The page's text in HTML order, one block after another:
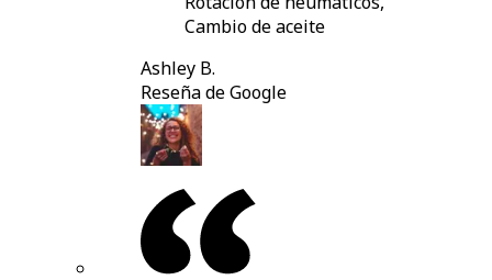
Cambio de aceite
Ashley B.
Reseña de Google